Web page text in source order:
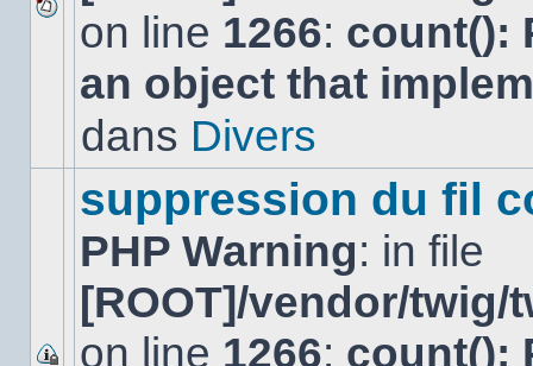
Aucun
nouveau
message
non-
dans
on line 1266: count():
an object that
dans Divers
suppression du fil
PHP Warning: in file
[ROOT]/vendor/
on line 1266: count():